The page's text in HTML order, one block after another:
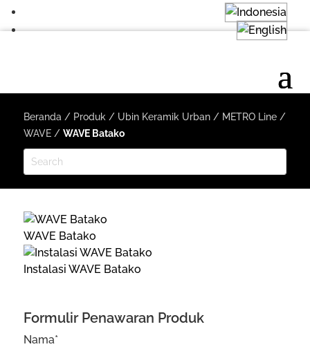
Beranda / Produk / Ubin Keramik Urban/ METRO Line/
WAVE/ WAVE Batako
WAVE Batako
Instalasi WAVE Batako
Formulir Penawaran Produk
Nama*